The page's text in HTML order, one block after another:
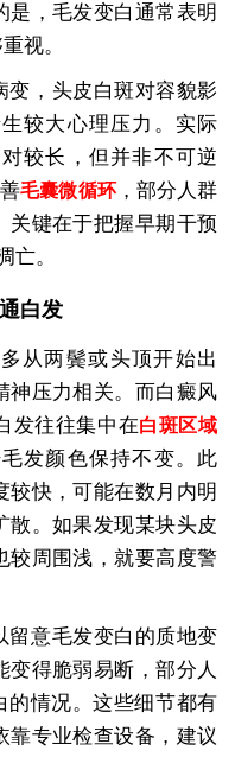
是，毛发变白通常表明
视。
变，头皮白斑对容貌影
较大心理压力。实际
较长，但并非不可逆
毛囊微循环，部分人群
关键在于把握早期干预
亡。
白发
从两鬓或头顶开始出
神压力相关。而白癜风
发往往集中在白斑区域
发颜色保持不变。此
较快，可能在数月内明
散。如果发现某块头皮
较周围浅，就要高度警
留意毛发变白的质地变
得脆弱易断，部分人
的情况。这些细节都有
靠专业检查设备，建议